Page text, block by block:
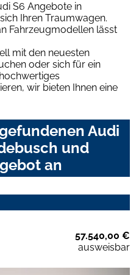
S6 Angebote in
Ihren Traumwagen.
Fahrzeugmodellen lässt
mit den neuesten
oder sich für ein
wir bieten Ihnen eine
Audi
und
an
57.540,00 €
ausweisbar